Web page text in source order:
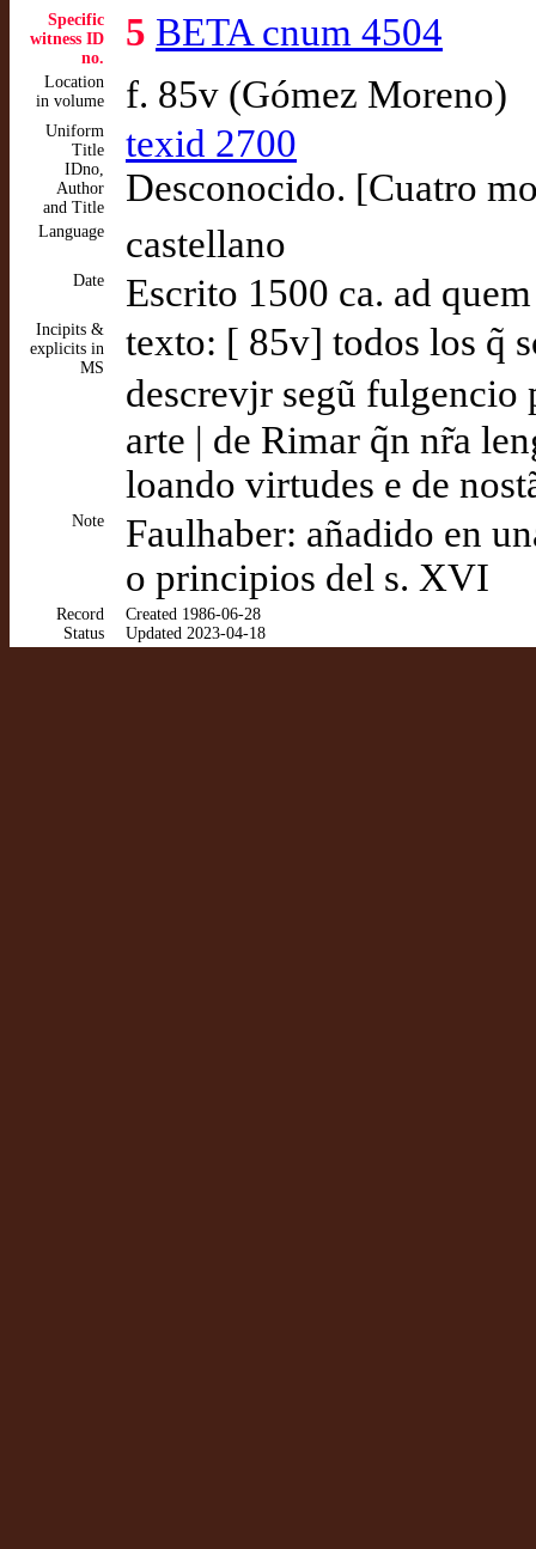
Specific
witness ID
no.
5 BETA cnum 4504
Location
in volume
f. 85v (Gómez Moreno)
Uniform
Title
IDno,
Author
and Title
texid 2700
Desconocido. [Cuatro
Language castellano
Date Escrito 1500 ca. ad quem
Incipits &
explicits in
MS
texto: [ 85v] todos los q̃
descrevjr segũ
arte | de Rimar q̃n nr̃a
loando virtudes e de
Note
Faulhaber: añadido en
o principios del s. XVI
Record
Status
Created 1986-06-28
Updated 2023-04-18